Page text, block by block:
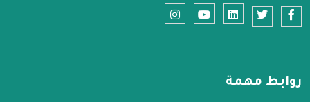
روابط مهمة